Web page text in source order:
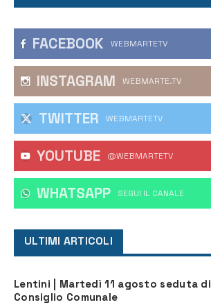
FACEBOOK WEBMARTETV
INSTAGRAM WEBMARTE.TV
TWITTER WEBMARTETV
YOUTUBE @WEBMARTETV
WHATSAPP ‎SEGUI IL CANALE
ULTIMI ARTICOLI
Lentini | Martedì 11 agosto seduta di
Consiglio Comunale